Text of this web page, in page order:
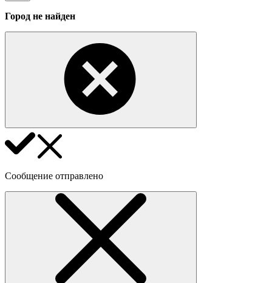
Город не найден
Сообщение отправлено